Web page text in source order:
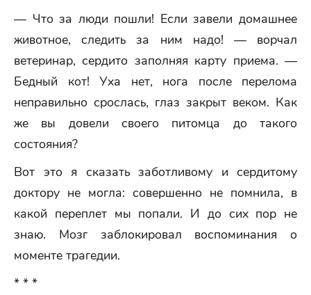
— Что за люди пошли! Если завели домашнее
животное, следить за ним надо! — ворчал
ветеринар, сердито заполняя карту приема. —
Бедный кот! Уха нет, нога после перелома
неправильно срослась, глаз закрыт веком. Как
же вы довели своего питомца до такого
состояния?
Вот это я сказать заботливому и сердитому
доктору не могла: совершенно не помнила, в
какой переплет мы попали. И до сих пор не
знаю. Мозг заблокировал воспоминания о
моменте трагедии.
* * *